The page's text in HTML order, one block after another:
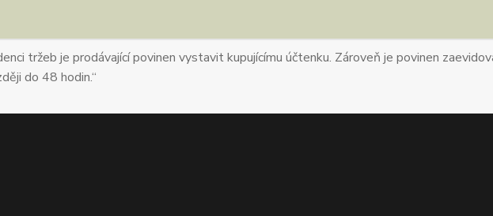
tržeb je prodávající povinen vystavit kupujícímu účtenku. Zároveň je povinen
do 48 hodin.“